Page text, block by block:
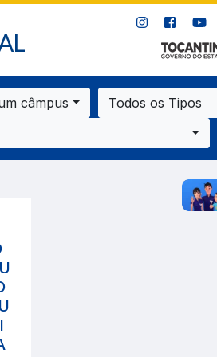
câmpus
Todos os Tipos